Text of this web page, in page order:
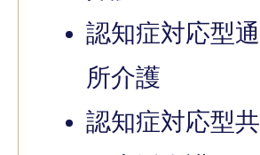
認知症対応型通
所介護
認知症対応型共